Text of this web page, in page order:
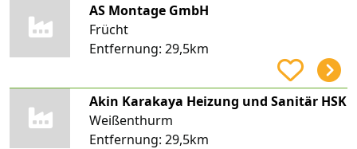
AS Montage GmbH
Frücht
Entfernung: 29,5km
Akin Karakaya Heizung und Sanitär HSK
Weißenthurm
Entfernung: 29,5km